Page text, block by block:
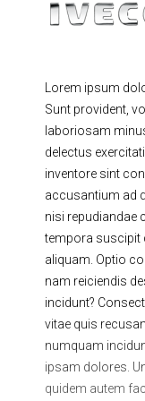
Ходовая часть
Запчасти
Тормозная
Lorem ipsum
Sunt provident,
laboriosam
delectus
inventore sint
accusantium ad
nisi repudiandae
tempora suscipit
aliquam. Optio
nam reiciendis
incidunt?
vitae quis
numquam
ipsam dolores.
quidem autem